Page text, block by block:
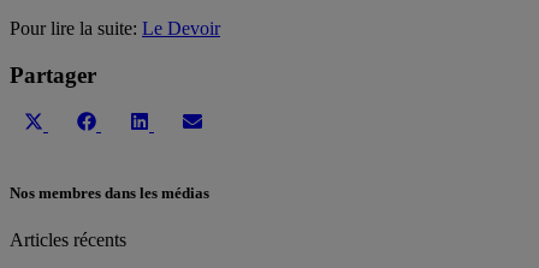
Pour lire la suite: Le Devoir
Partager
Share
(Twitter)
Share
Share Share
Nos membres dans les médias
Articles récents